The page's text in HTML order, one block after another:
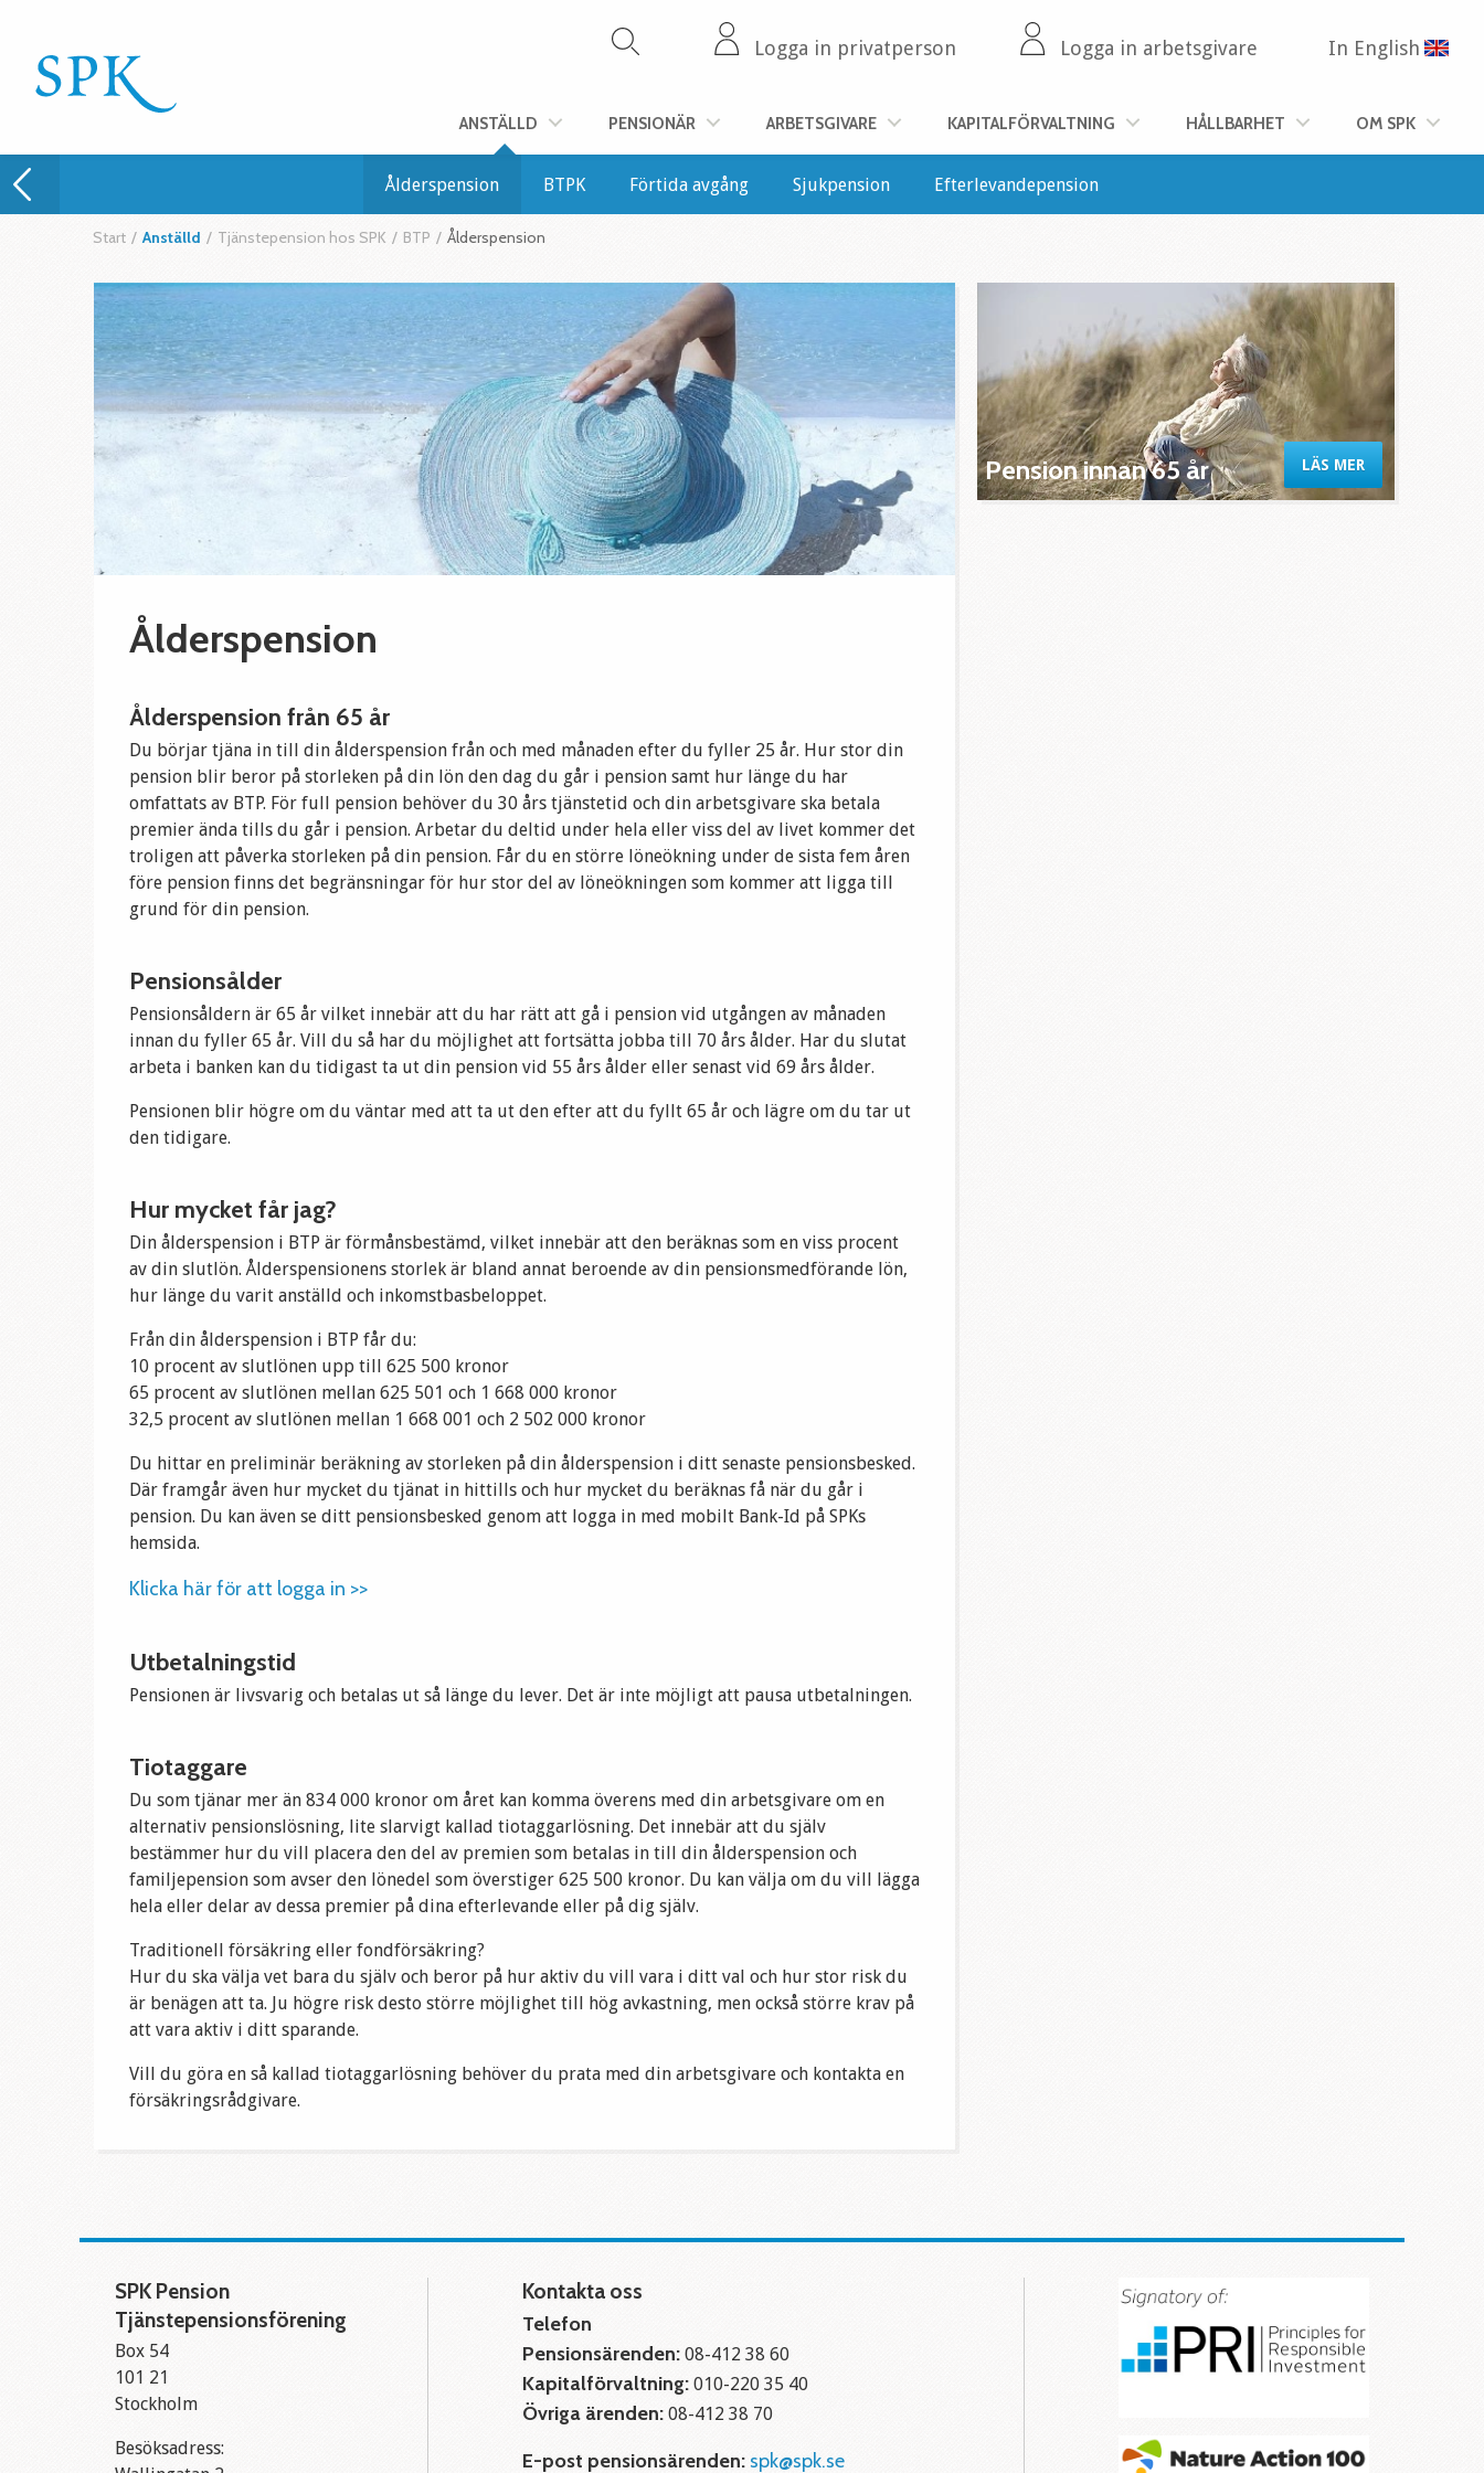
Logga in privatperson Logga in arbetsgivare In English
ANSTÄLLD PENSIONÄR ARBETSGIVARE KAPITALFÖRVALTNING HÅLLBARHET OM SPK
Ålderspension BTPK Förtida avgång Sjukpension Efterlevandepension
Start / Anställd / Tjänstepension hos SPK / BTP / Ålderspension
Ålderspension
Ålderspension från 65 år
Du börjar tjäna in till din ålderspension från och med månaden efter du fyller 25 år. Hur stor din
pension blir beror på storleken på din lön den dag du går i pension samt hur länge du har
omfattats av BTP. För full pension behöver du 30 års tjänstetid och din arbetsgivare ska betala
premier ända tills du går i pension. Arbetar du deltid under hela eller viss del av livet kommer det
troligen att påverka storleken på din pension. Får du en större löneökning under de sista fem åren
före pension finns det begränsningar för hur stor del av löneökningen som kommer att ligga till
grund för din pension.
Pensionsålder
Pensionsåldern är 65 år vilket innebär att du har rätt att gå i pension vid utgången av månaden
innan du fyller 65 år. Vill du så har du möjlighet att fortsätta jobba till 70 års ålder. Har du slutat
arbeta i banken kan du tidigast ta ut din pension vid 55 års ålder eller senast vid 69 års ålder.
Pensionen blir högre om du väntar med att ta ut den efter att du fyllt 65 år och lägre om du tar ut
den tidigare.
Hur mycket får jag?
Din ålderspension i BTP är förmånsbestämd, vilket innebär att den beräknas som en viss procent
av din slutlön. Ålderspensionens storlek är bland annat beroende av din pensionsmedförande lön,
hur länge du varit anställd och inkomstbasbeloppet.
Från din ålderspension i BTP får du:
10 procent av slutlönen upp till 625 500 kronor
65 procent av slutlönen mellan 625 501 och 1 668 000 kronor
32,5 procent av slutlönen mellan 1 668 001 och 2 502 000 kronor
Du hittar en preliminär beräkning av storleken på din ålderspension i ditt senaste pensionsbesked.
Där framgår även hur mycket du tjänat in hittills och hur mycket du beräknas få när du går i
pension. Du kan även se ditt pensionsbesked genom att logga in med mobilt Bank-Id på SPKs
hemsida.
Klicka här för att logga in >>
Utbetalningstid
Pensionen är livsvarig och betalas ut så länge du lever. Det är inte möjligt att pausa utbetalningen.
Tiotaggare
Du som tjänar mer än 834 000 kronor om året kan komma överens med din arbetsgivare om en
alternativ pensionslösning, lite slarvigt kallad tiotaggarlösning. Det innebär att du själv
bestämmer hur du vill placera den del av premien som betalas in till din ålderspension och
familjepension som avser den lönedel som överstiger 625 500 kronor. Du kan välja om du vill lägga
hela eller delar av dessa premier på dina efterlevande eller på dig själv.
Traditionell försäkring eller fondförsäkring?
Hur du ska välja vet bara du själv och beror på hur aktiv du vill vara i ditt val och hur stor risk du
är benägen att ta. Ju högre risk desto större möjlighet till hög avkastning, men också större krav på
att vara aktiv i ditt sparande.
Vill du göra en så kallad tiotaggarlösning behöver du prata med din arbetsgivare och kontakta en
försäkringsrådgivare.
Pension innan 65 år LÄS MER
SPK Pension
Tjänstepensionsförening
Box 54
101 21
Stockholm
Besöksadress:
Kontakta oss
Telefon
Pensionsärenden: 08-412 38 60
Kapitalförvaltning: 010-220 35 40
Övriga ärenden: 08-412 38 70
E-post pensionsärenden:spk@spk.se